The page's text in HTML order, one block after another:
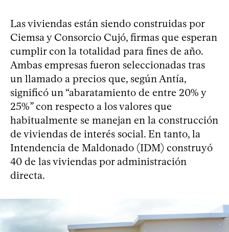
Las viviendas están siendo construidas por
Ciemsa y Consorcio Cujó, firmas que esperan
cumplir con la totalidad para fines de año.
Ambas empresas fueron seleccionadas tras
un llamado a precios que, según Antía,
significó un “abaratamiento de entre 20% y
25%” con respecto a los valores que
habitualmente se manejan en la construcción
de viviendas de interés social. En tanto, la
Intendencia de Maldonado (IDM) construyó
40 de las viviendas por administración
directa.